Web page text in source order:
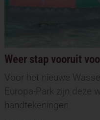
Weer stap vooruit
Voor het nieuwe
Europa-Park zijn deze
handtekeningen